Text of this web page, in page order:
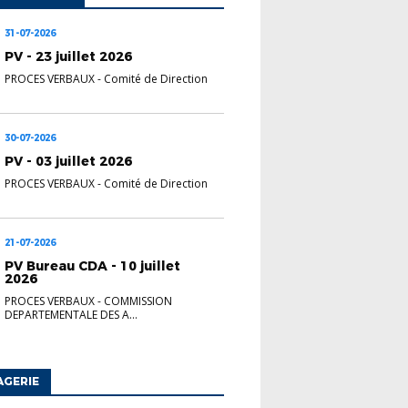
31-07-2026
PV - 23 juillet 2026
PROCES VERBAUX- Comité de Direction
30-07-2026
PV - 03 juillet 2026
PROCES VERBAUX- Comité de Direction
21-07-2026
PV Bureau CDA - 10 juillet
2026
PROCES VERBAUX- COMMISSION
DEPARTEMENTALE DES A...